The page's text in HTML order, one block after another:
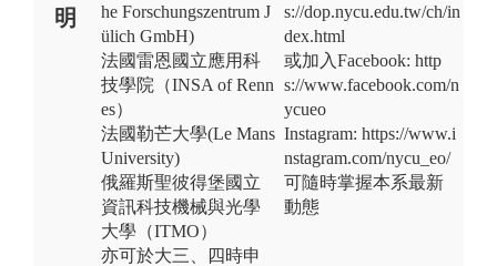
明
he Forschungszentrum J
ülich GmbH)
法國雷恩國立應用科
技學院（INSA of Renn
es）
法國勒芒大學(Le Mans
University)
俄羅斯聖彼得堡國立
資訊科技機械與光學
大學（ITMO）
亦可於大三、四時申
s://dop.nycu.edu.tw/ch/in
dex.html
或加入Facebook: http
s://www.facebook.com/n
ycueo
Instagram: https://www.i
nstagram.com/nycu_eo/
可隨時掌握本系最新
動態